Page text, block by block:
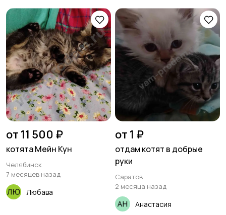
от 11 500 ₽
котята Мейн Кун
Челябинск
7 месяцев назад
Любава
от 1 ₽
отдам котят в добрые
руки
Саратов
2 месяца назад
Анастасия